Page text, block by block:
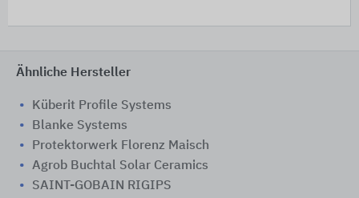
Ähnliche Hersteller
Küberit Profile Systems
Blanke Systems
Protektorwerk Florenz Maisch
Agrob Buchtal Solar Ceramics
SAINT-GOBAIN RIGIPS